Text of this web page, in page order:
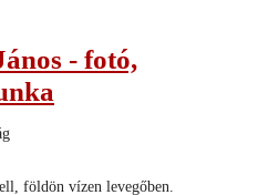
- fotó,
földön vízen levegőben.